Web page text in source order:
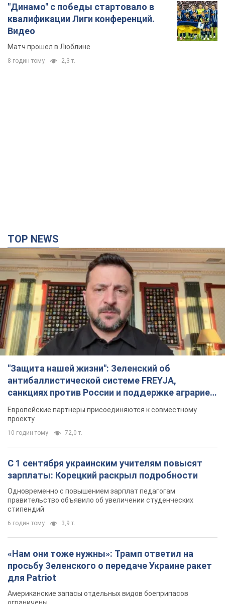
"Динамо" с победы стартовало в
квалификации Лиги конференций.
Видео
Матч прошел в Люблине
8 годин тому 2,3 т.
TOP NEWS
"Защита нашей жизни": Зеленский об
антибаллистической системе FREYJA,
санкциях против России и поддержке аграриев.
Видео
Европейские партнеры присоединяются к совместному
проекту
10 годин тому 72,0 т.
С 1 сентября украинским учителям повысят
зарплаты: Корецкий раскрыл подробности
Одновременно с повышением зарплат педагогам
правительство объявило об увеличении студенческих
стипендий
6 годин тому 3,9 т.
«Нам они тоже нужны»: Трамп ответил на
просьбу Зеленского о передаче Украине ракет
для Patriot
Американские запасы отдельных видов боеприпасов
ограничены